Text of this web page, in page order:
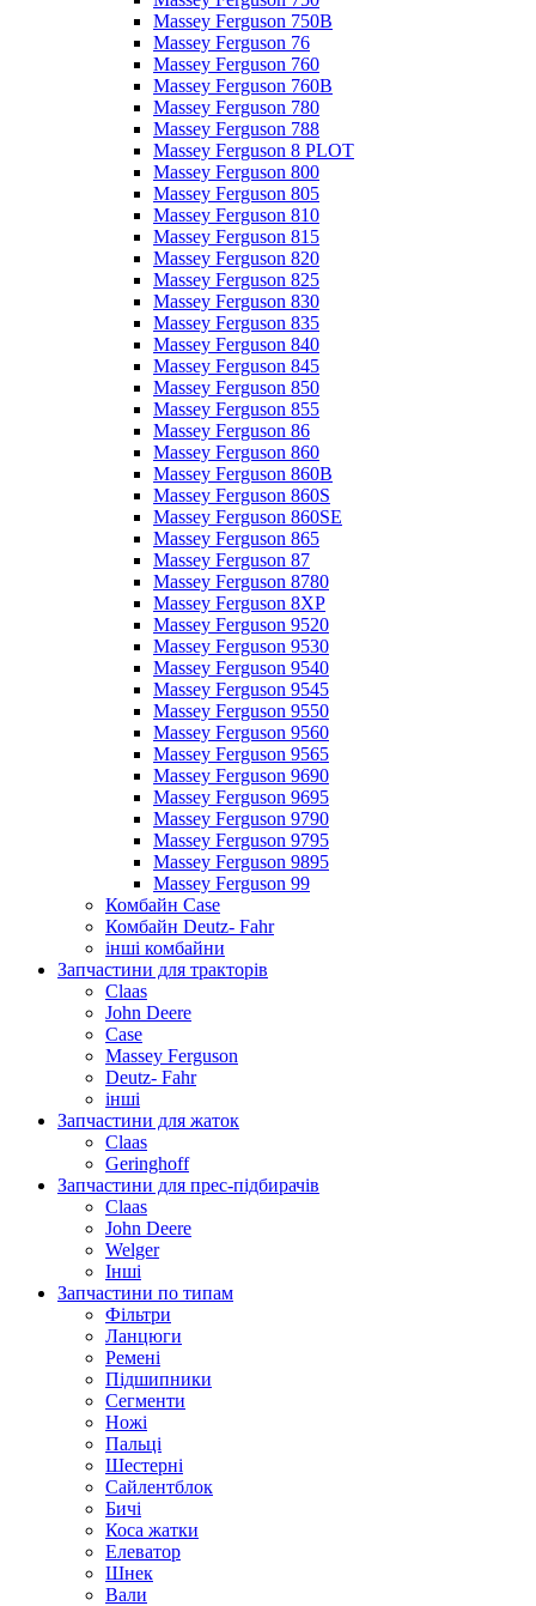
Massey Ferguson 750B
Massey Ferguson 76
Massey Ferguson 760
Massey Ferguson 760B
Massey Ferguson 780
Massey Ferguson 788
Massey Ferguson 8 PLOT
Massey Ferguson 800
Massey Ferguson 805
Massey Ferguson 810
Massey Ferguson 815
Massey Ferguson 820
Massey Ferguson 825
Massey Ferguson 830
Massey Ferguson 835
Massey Ferguson 840
Massey Ferguson 845
Massey Ferguson 850
Massey Ferguson 855
Massey Ferguson 86
Massey Ferguson 860
Massey Ferguson 860B
Massey Ferguson 860S
Massey Ferguson 860SE
Massey Ferguson 865
Massey Ferguson 87
Massey Ferguson 8780
Massey Ferguson 8XP
Massey Ferguson 9520
Massey Ferguson 9530
Massey Ferguson 9540
Massey Ferguson 9545
Massey Ferguson 9550
Massey Ferguson 9560
Massey Ferguson 9565
Massey Ferguson 9690
Massey Ferguson 9695
Massey Ferguson 9790
Massey Ferguson 9795
Massey Ferguson 9895
Massey Ferguson 99
Комбайн Case
Комбайн Deutz- Fahr
інші комбайни
Запчастини для тракторів
Claas
John Deere
Case
Massey Ferguson
Deutz- Fahr
інші
Запчастини для жаток
Claas
Geringhoff
Запчастини для прес-підбирачів
Claas
John Deere
Welger
Інші
Запчастини по типам
Фільтри
Ланцюги
Ремені
Підшипники
Сегменти
Ножі
Пальці
Шестерні
Сайлентблок
Бичі
Коса жатки
Елеватор
Шнек
Вали